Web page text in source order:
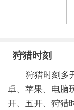
狩猎时刻
狩猎时刻多
卓、苹果、电脑
开、五开、狩猎